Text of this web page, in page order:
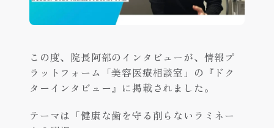
この度、院長阿部のインタビューが、情報プ
ラットフォーム「美容医療相談室」の『ドク
ターインタビュー』に掲載されました。
テーマは「健康な歯を守る削らないラミネー